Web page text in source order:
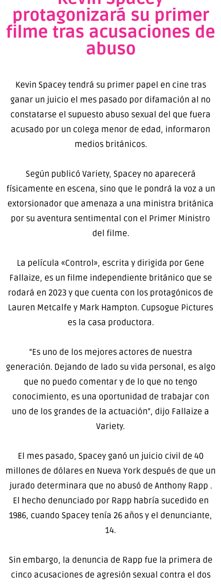
protagonizará su primer
filme tras acusaciones de
abuso
Kevin Spacey tendrá su primer papel en cine tras
ganar un juicio el mes pasado por difamación al no
constatarse el supuesto abuso sexual del que fuera
acusado por un colega menor de edad, informaron
medios británicos.
Según publicó Variety, Spacey no aparecerá
físicamente en escena, sino que le pondrá la voz a un
extorsionador que amenaza a una ministra británica
por su aventura sentimental con el Primer Ministro
del filme.
La película «Control», escrita y dirigida por Gene
Fallaize, es un filme independiente británico que se
rodará en 2023 y que cuenta con los protagónicos de
Lauren Metcalfe y Mark Hampton. Cupsogue Pictures
es la casa productora.
“Es uno de los mejores actores de nuestra
generación. Dejando de lado su vida personal, es algo
que no puedo comentar y de lo que no tengo
conocimiento, es una oportunidad de trabajar con
uno de los grandes de la actuación”, dijo Fallaize a
Variety.
El mes pasado, Spacey ganó un juicio civil de 40
millones de dólares en Nueva York después de que un
jurado determinara que no abusó de Anthony Rapp .
El hecho denunciado por Rapp habría sucedido en
1986, cuando Spacey tenía 26 años y el denunciante,
14.
Sin embargo, la denuncia de Rapp fue la primera de
cinco acusaciones de agresión sexual contra el dos